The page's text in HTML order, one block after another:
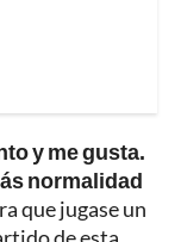
y me gusta.
normalidad
que jugase un
de esta